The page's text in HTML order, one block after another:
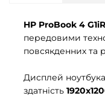
HP ProBook 4 G1iR
передовими
повсякденних та
Дисплей
здатність